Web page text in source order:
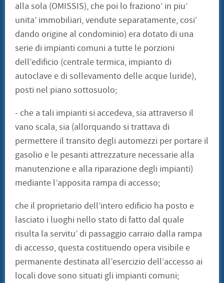
alla sola (OMISSIS), che poi lo fraziono’ in piu’
unita’ immobiliari, vendute separatamente, cosi’
dando origine al condominio) era dotato di una
serie di impianti comuni a tutte le porzioni
dell’edificio (centrale termica, impianto di
autoclave e di sollevamento delle acque luride),
posti nel piano sottosuolo;
- che a tali impianti si accedeva, sia attraverso il
vano scala, sia (allorquando si trattava di
permettere il transito degli automezzi per portare il
gasolio e le pesanti attrezzature necessarie alla
manutenzione e alla riparazione degli impianti)
mediante l’apposita rampa di accesso;
che il proprietario dell’intero edificio ha posto e
lasciato i luoghi nello stato di fatto dal quale
risulta la servitu’ di passaggio carraio dalla rampa
di accesso, questa costituendo opera visibile e
permanente destinata all’esercizio dell’accesso ai
locali dove sono situati gli impianti comuni;